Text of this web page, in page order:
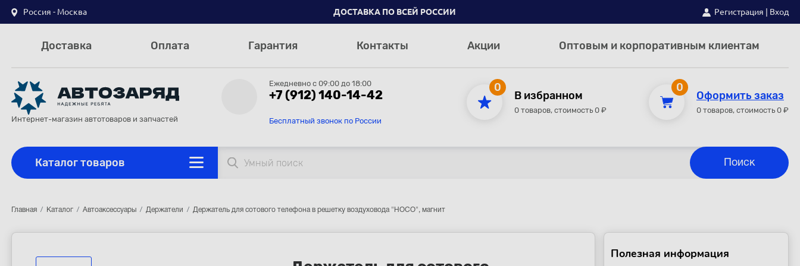
Россия - Москва ДОСТАВКА ПО ВСЕЙ РОССИИ Регистрация Вход
Доставка Оплата Гарантия Контакты Акции Оптовым и корпоративным клиентам
Интернет-магазин автотоваров и запчастей
Ежедневно с 09:00 до 18:00
+7 (912) 140-14-42
Бесплатный звонок по России
0
В избранном
0 товаров, стоимость 0 ₽
0
Оформить заказ
0 товаров, стоимость 0 ₽
Каталог товаров
Главная Каталог Автоаксессуары Держатели Держатель для сотового телефона в решетку воздуховода "HOCO", магнит
Полезная информация